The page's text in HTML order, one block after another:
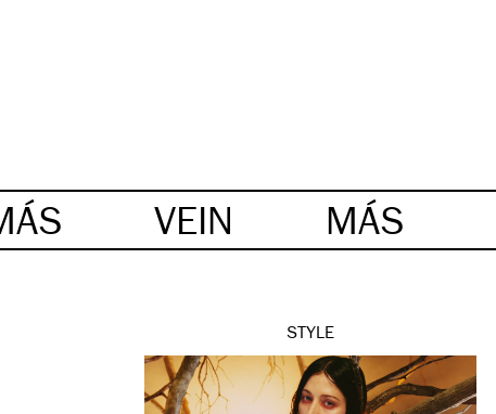
VEIN MÁS
STYLE